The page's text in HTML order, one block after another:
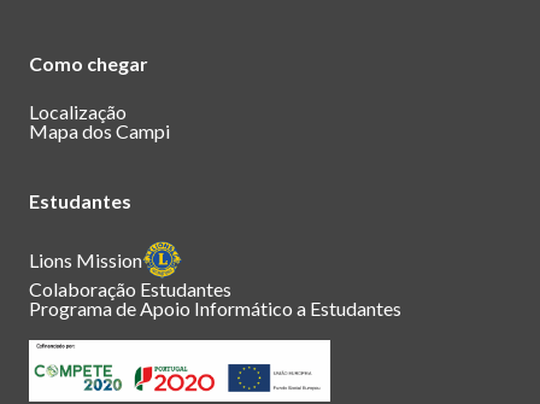
Como chegar
Localização
Mapa dos Campi
Estudantes
Lions Mission
Colaboração Estudantes
Programa de Apoio Informático a Estudantes